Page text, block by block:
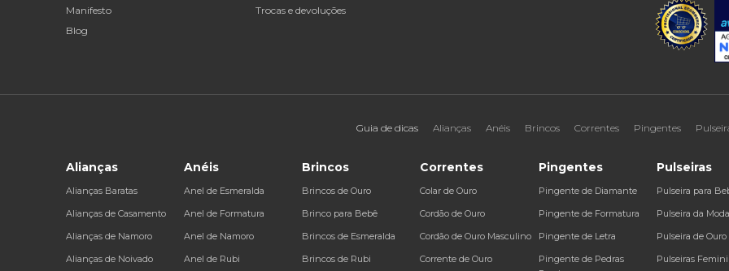
Manifesto
Blog
Trocas e devoluções
Guia de dicas Alianças Anéis Brincos Correntes Pingentes
Alianças
Alianças Baratas
Alianças de Casamento
Alianças de Namoro
Alianças de Noivado
Anéis
Anel de Esmeralda
Anel de Formatura
Anel de Namoro
Anel de Rubi
Brincos
Brincos de Ouro
Brinco para Bebê
Brincos de Esmeralda
Brincos de Rubi
Correntes
Colar de Ouro
Cordão de Ouro
Cordão de Ouro Masculino
Corrente de Ouro
Pingentes
Pingente de Diamante
Pingente de Formatura
Pingente de Letra
Pingente de Pedras
Pulseiras
Pulseira para
Pulseira da Moda
Pulseira de Ouro
Pulseiras